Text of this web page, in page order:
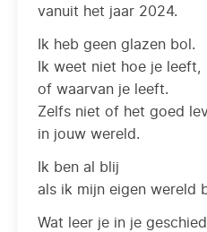
vanuit het jaar 2024.
Ik heb geen glazen bol.
Ik weet niet hoe je leeft,
of waarvan je leeft.
Zelfs niet of het goed
in jouw wereld.
Ik ben al blij
als ik mijn eigen wereld
Wat leer je in je